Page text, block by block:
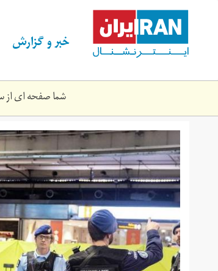
content خبر و گزارش
شما صفحه ای از
آمستردام